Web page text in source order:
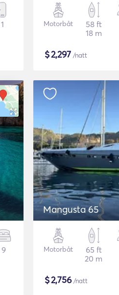
1 Motorbåt
58 ft
18 m
$2,297 /natt
9
Mangusta 65
Motorbåt
65 ft
20 m
$2,756/natt